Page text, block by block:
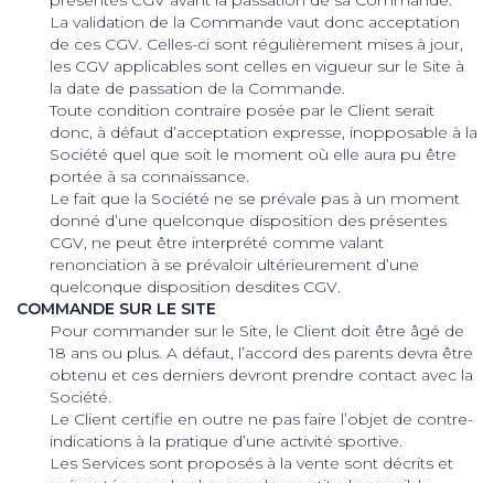
La validation de la Commande vaut donc acceptation
de ces CGV. Celles-ci sont régulièrement mises à jour,
les CGV applicables sont celles en vigueur sur le Site à
la date de passation de la Commande.
Toute condition contraire posée par le Client serait
donc, à défaut d’acceptation expresse, inopposable à la
Société quel que soit le moment où elle aura pu être
portée à sa connaissance.
Le fait que la Société ne se prévale pas à un moment
donné d’une quelconque disposition des présentes
CGV, ne peut être interprété comme valant
renonciation à se prévaloir ultérieurement d’une
quelconque disposition desdites CGV.
COMMANDE SUR LE SITE
Pour commander sur le Site, le Client doit être âgé de
18 ans ou plus. A défaut, l’accord des parents devra être
obtenu et ces derniers devront prendre contact avec la
Société.
Le Client certifie en outre ne pas faire l’objet de contre-
indications à la pratique d’une activité sportive.
Les Services sont proposés à la vente sont décrits et